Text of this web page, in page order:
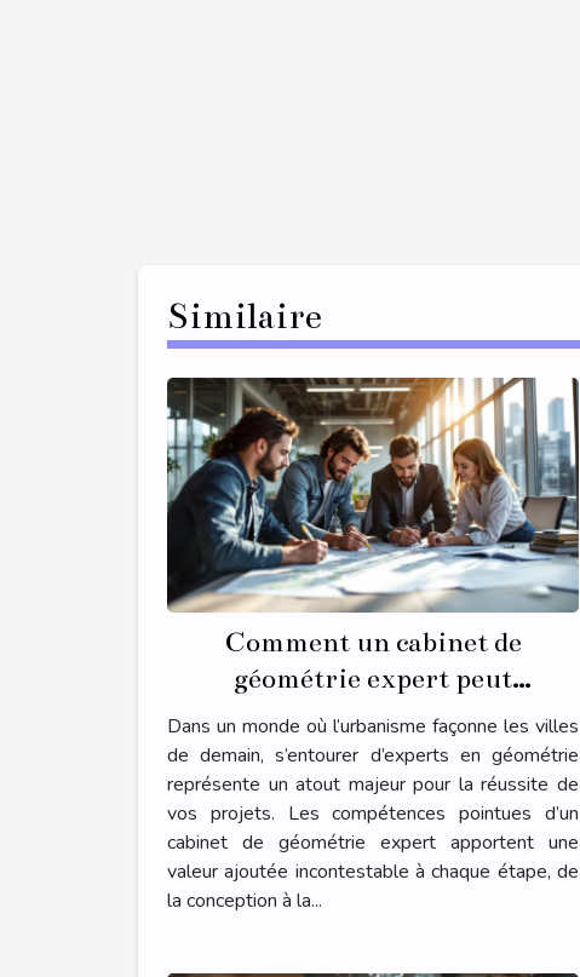
Similaire
Comment un cabinet de
géométrie expert peut
transformer votre projet
d'urbanisme ?
Dans un monde où l’urbanisme façonne les villes
de demain, s’entourer d’experts en géométrie
représente un atout majeur pour la réussite de
vos projets. Les compétences pointues d’un
cabinet de géométrie expert apportent une
valeur ajoutée incontestable à chaque étape, de
la conception à la...